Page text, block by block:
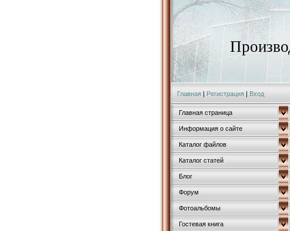
Главная | Регистрация | Вход
Главная страница
Информация о сайте
Каталог файлов
Каталог статей
Блог
Форум
Фотоальбомы
Гостевая книга